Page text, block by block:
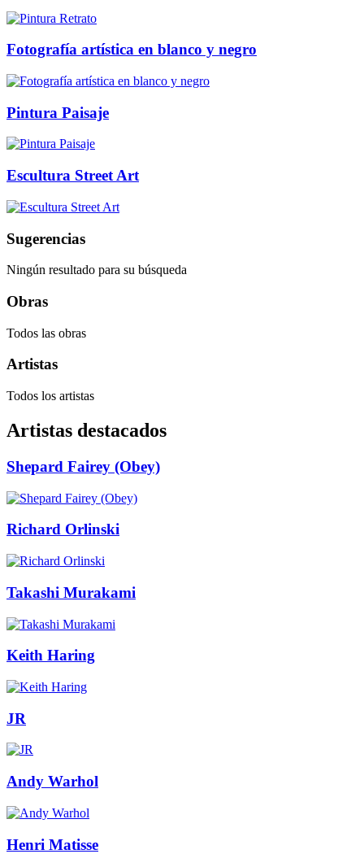
Fotografía artística en blanco y negro
Pintura Paisaje
Escultura Street Art
Sugerencias
Ningún resultado para su búsqueda
Obras
Todos las obras
Artistas
Todos los artistas
Artistas destacados
Shepard Fairey (Obey)
Richard Orlinski
Takashi Murakami
Keith Haring
JR
Andy Warhol
Henri Matisse